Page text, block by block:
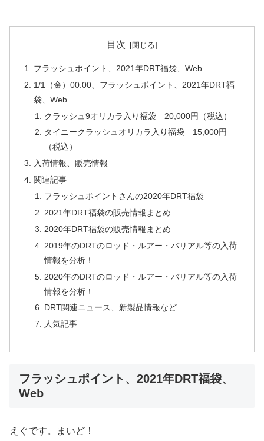
目次
フラッシュポイント、2021年DRT福袋、Web
1/1（金）00:00、フラッシュポイント、2021年DRT福
袋、Web
クラッシュ9オリカラ入り福袋 20,000円（税込）
タイニークラッシュオリカラ入り福袋 15,000円
（税込）
入荷情報、販売情報
関連記事
フラッシュポイントさんの2020年DRT福袋
2021年DRT福袋の販売情報まとめ
2020年DRT福袋の販売情報まとめ
2019年のDRTのロッド・ルアー・バリアル等の入荷
情報を分析！
2020年のDRTのロッド・ルアー・バリアル等の入荷
情報を分析！
DRT関連ニュース、新製品情報など
人気記事
フラッシュポイント、2021年DRT福袋、
Web
えぐです。まいど！